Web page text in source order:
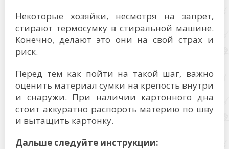
Некоторые хозяйки, несмотря на запрет,
стирают термосумку в стиральной машине.
Конечно, делают это они на свой страх и
риск.
Перед тем как пойти на такой шаг, важно
оценить материал сумки на крепость внутри
и снаружи. При наличии картонного дна
стоит аккуратно распороть материю по шву
и вытащить картонку.
Дальше следуйте инструкции: